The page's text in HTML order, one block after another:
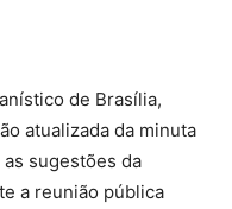
de Brasília,
atualizada da minuta
sugestões da
a reunião pública